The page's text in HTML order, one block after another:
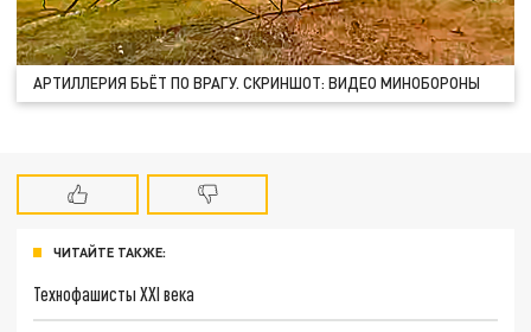
АРТИЛЛЕРИЯ БЬЁТ ПО ВРАГУ. СКРИНШОТ: ВИДЕО МИНОБОРОНЫ
ЧИТАЙТЕ ТАКЖЕ:
Технофашисты XXI века